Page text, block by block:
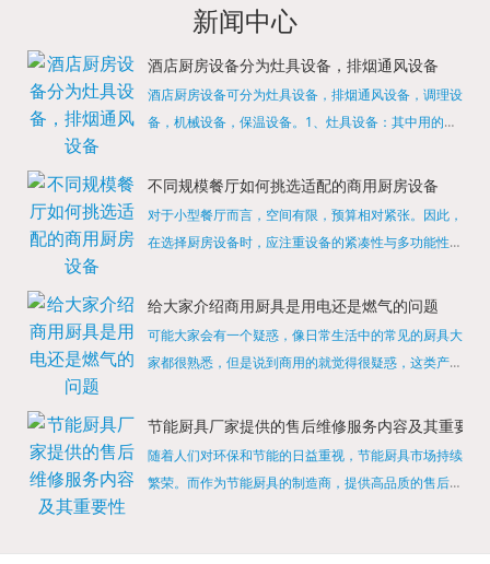
新闻中心
酒店厨房设备分为灶具设备，排烟通风设备
酒店厨房设备可分为灶具设备，排烟通风设备，调理设
备，机械设备，保温设备。1、灶具设备：其中用的较
缺少的，经过相关检测证明的合格设备才能进行使用，
不同规模餐厅如何挑选适配的商用厨房设备
对于小型餐厅而言，空间有限，预算相对紧张。因此，
在选择厨房设备时，应注重设备的紧凑性与多功能性。
烹饪设备，既能节省空间，又能满足多样化的烹饪需
给大家介绍商用厨具是用电还是燃气的问题
可能大家会有一个疑惑，像日常生活中的常见的厨具大
家都很熟悉，但是说到商用的就觉得很疑惑，这类产品
店用的就是商用的吗?还真别说，真被大家猜对了，这
节能厨具厂家提供的售后维修服务内容及其重要性
随着人们对环保和节能的日益重视，节能厨具市场持续
繁荣。而作为节能厨具的制造商，提供高品质的售后维